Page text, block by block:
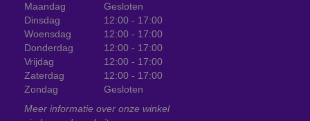
Maandag
Gesloten
Dinsdag
12:00 - 17:00
Woensdag
12:00 - 17:00
Donderdag
12:00 - 17:00
Vrijdag
12:00 - 17:00
Zaterdag
12:00 - 17:00
Zondag
Gesloten
Meer informatie over onze winkel